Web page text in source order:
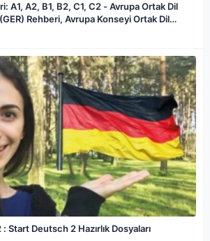
A1, A2, B1, B2, C1, C2 - Avrupa Ortak Dil
Rehberi, Avrupa Konseyi Ortak Dil
Deutsch 2 Hazırlık Dosyaları